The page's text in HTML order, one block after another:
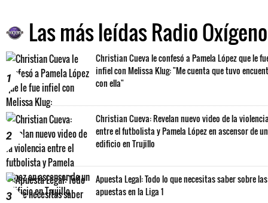
Las más leídas Radio Oxígeno
1
Christian Cueva le confesó a Pamela López que le
infiel con Melissa Klug: "Me cuenta que tuvo
con ella"
2
Christian Cueva: Revelan nuevo video de la
entre el futbolista y Pamela López en ascensor de un
edificio en Trujillo
3
Apuesta Legal: Todo lo que necesitas saber sobre las
apuestas en la Liga 1